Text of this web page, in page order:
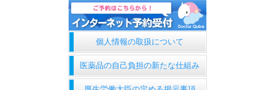
個人情報の取扱について
医薬品の自己負担の新たな仕組み